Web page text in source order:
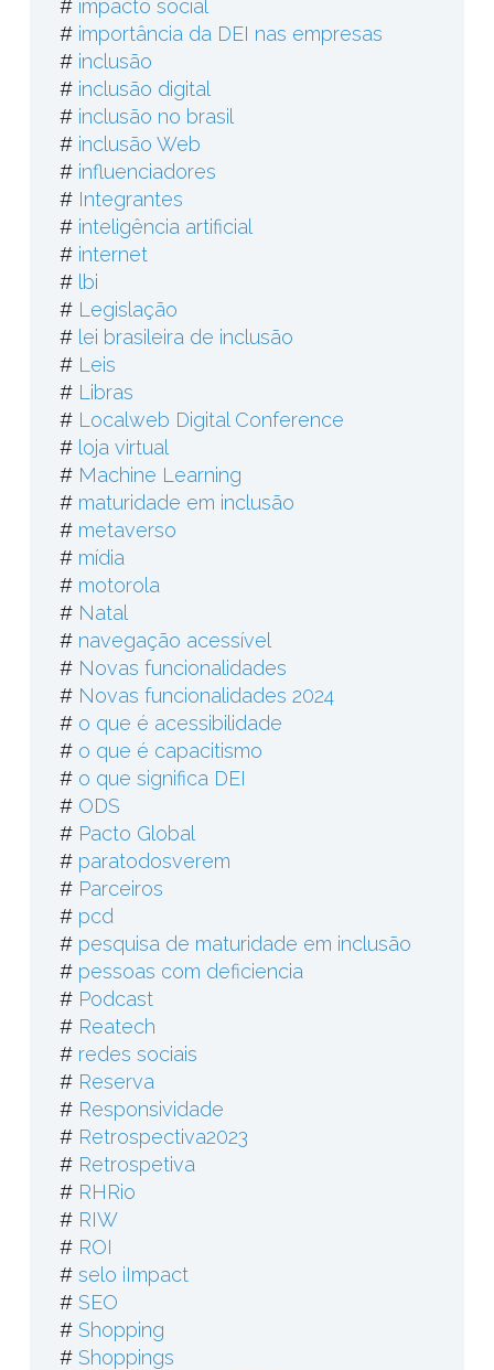
# impacto social
# importância da DEI nas empresas
# inclusão
# inclusão digital
# inclusão no brasil
# inclusão Web
# influenciadores
# Integrantes
# inteligência artificial
# internet
# lbi
# Legislação
# lei brasileira de inclusão
# Leis
# Libras
# Localweb Digital Conference
# loja virtual
# Machine Learning
# maturidade em inclusão
# metaverso
# mídia
# motorola
# Natal
# navegação acessível
# Novas funcionalidades
# Novas funcionalidades 2024
# o que é acessibilidade
# o que é capacitismo
# o que significa DEI
# ODS
# Pacto Global
# paratodosverem
# Parceiros
# pcd
# pesquisa de maturidade em inclusão
# pessoas com deficiencia
# Podcast
# Reatech
# redes sociais
# Reserva
# Responsividade
# Retrospectiva2023
# Retrospetiva
# RHRio
# RIW
# ROI
# selo iImpact
# SEO
# Shopping
# Shoppings